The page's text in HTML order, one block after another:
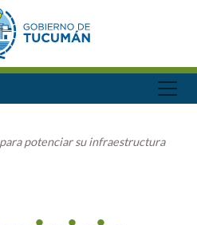
potenciar su infraestructura